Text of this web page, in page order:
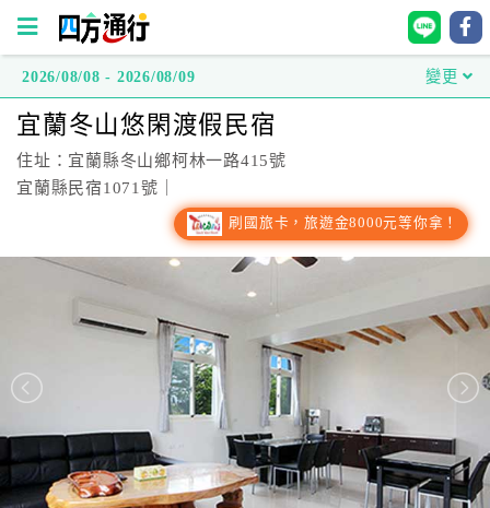
方
通
行
房
直
接
2026/08/08 - 2026/08/09 變更
宜蘭冬山悠閑渡假民宿
住址：宜蘭縣冬山鄉柯林一路415號
宜蘭縣民宿1071號｜
刷國旅卡，旅遊金8000元等你拿！